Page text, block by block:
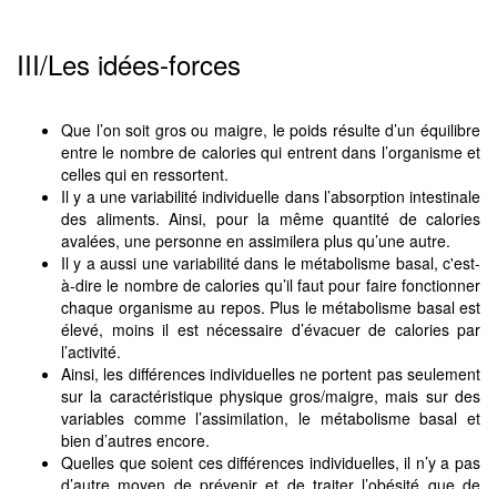
III/Les idées-forces
Que l’on soit gros ou maigre, le poids résulte d’un équilibre
entre le nombre de calories qui entrent dans l’organisme et
celles qui en ressortent.
Il y a une variabilité individuelle dans l’absorption intestinale
des aliments. Ainsi, pour la même quantité de calories
avalées, une personne en assimilera plus qu’une autre.
Il y a aussi une variabilité dans le métabolisme basal, c'est-
à-dire le nombre de calories qu’il faut pour faire fonctionner
chaque organisme au repos. Plus le métabolisme basal est
élevé, moins il est nécessaire d’évacuer de calories par
l’activité.
Ainsi, les différences individuelles ne portent pas seulement
sur la caractéristique physique gros/maigre, mais sur des
variables comme l’assimilation, le métabolisme basal et
bien d’autres encore.
Quelles que soient ces différences individuelles, il n’y a pas
d’autre moyen de prévenir et de traiter l’obésité que de